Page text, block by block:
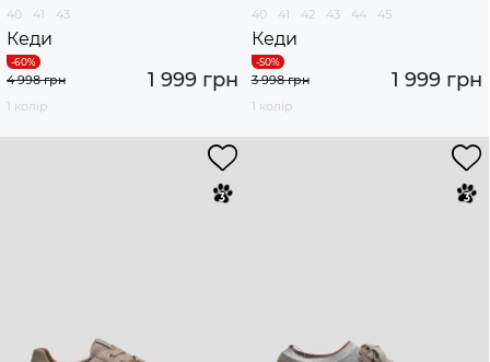
40 41 43
Кеди
1 999 грн
4 998 грн
1 колір
40 41 42 43 44 45
Кеди
1 999 грн
3 998 грн
1 колір